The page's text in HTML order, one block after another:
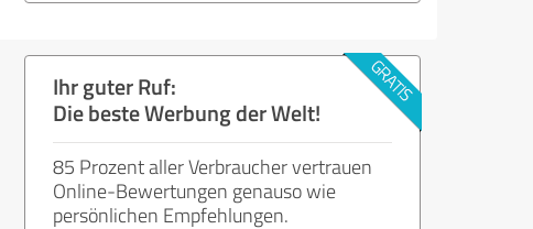
Ihr guter Ruf:
Die beste Werbung der Welt!
85 Prozent aller Verbraucher vertrauen
Online-Bewertungen genauso wie
persönlichen Empfehlungen.